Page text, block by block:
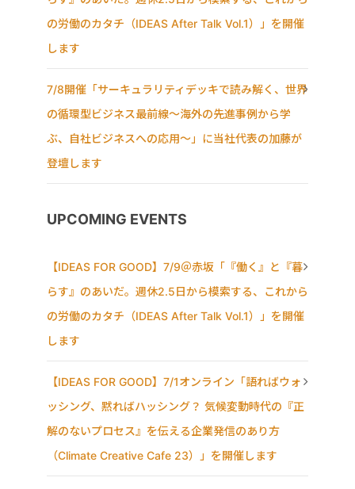
の労働のカタチ（IDEAS After Talk Vol.1）」を開催
します
7/8開催「サーキュラリティデッキで読み解く、世界
の循環型ビジネス最前線〜海外の先進事例から学
ぶ、自社ビジネスへの応用〜」に当社代表の加藤が
登壇します
UPCOMING EVENTS
【IDEAS FOR GOOD】7/9＠赤坂「『働く』と『暮
らす』のあいだ。週休2.5日から模索する、これから
の労働のカタチ（IDEAS After Talk Vol.1）」を開催
します
【IDEAS FOR GOOD】7/1オンライン「語ればウォ
ッシング、黙ればハッシング？ 気候変動時代の『正
解のないプロセス』を伝える企業発信のあり方
（Climate Creative Cafe 23）」を開催します